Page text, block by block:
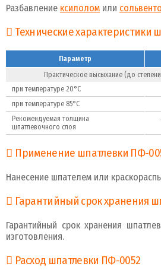
Разбавление ксилолом или
Технические характеристики
Параметр
Практическое высыхание (до
при температуре 20°С
при температуре 85°С
Рекомендуемая толщина
шпатлевочного слоя
Применение шпатлевки ПФ-
Нанесение шпателем или
Гарантийный срок хранения
Гарантийный срок хранения
изготовления.
Расход шпатлевки ПФ-0052